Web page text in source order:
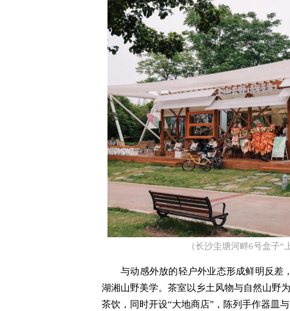
（长沙圭塘河畔6号盒子“
与动感外放的轻户外业态形成鲜明反差
湖湘山野美学。茶室以乡土风物与自然山野
茶饮，同时开设“大地商店”，陈列手作器皿与